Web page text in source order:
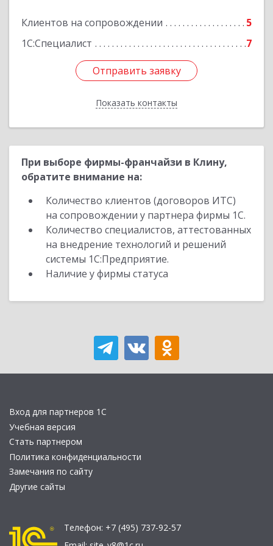
Клиентов на сопровождении
5
1С:Специалист
7
Отправить заявку
Показать контакты
Отправить заявку
Назад
При выборе фирмы-франчайзи в Клину,
обратите внимание на:
Количество клиентов (договоров ИТС)
на сопровождении у партнера фирмы 1С.
Количество специалистов, аттестованных
на внедрение технологий и решений
системы 1С:Предприятие.
Наличие у фирмы статуса
Вход для партнеров 1С
Учебная версия
Стать партнером
Политика конфиденциальности
Замечания по сайту
Другие сайты
Телефон: +7 (495) 737-92-57